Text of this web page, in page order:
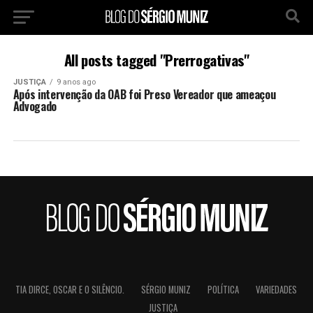
All posts tagged "Prerrogativas"
JUSTIÇA 9 anos ago
Após intervenção da OAB foi Preso Vereador que ameaçou
Advogado
TIA DIRCE, OSCAR E O SILÊNCIO. SÉRGIO MUNIZ POLÍTICA
VARIEDADES
JUSTIÇA